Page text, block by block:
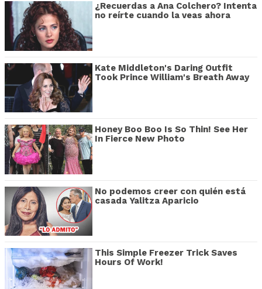
¿Recuerdas a Ana Colchero? Intenta
no reírte cuando la veas ahora
Kate Middleton's Daring Outfit
Took Prince William's Breath Away
Honey Boo Boo Is So Thin! See Her
In Fierce New Photo
No podemos creer con quién está
casada Yalitza Aparicio
This Simple Freezer Trick Saves
Hours Of Work!